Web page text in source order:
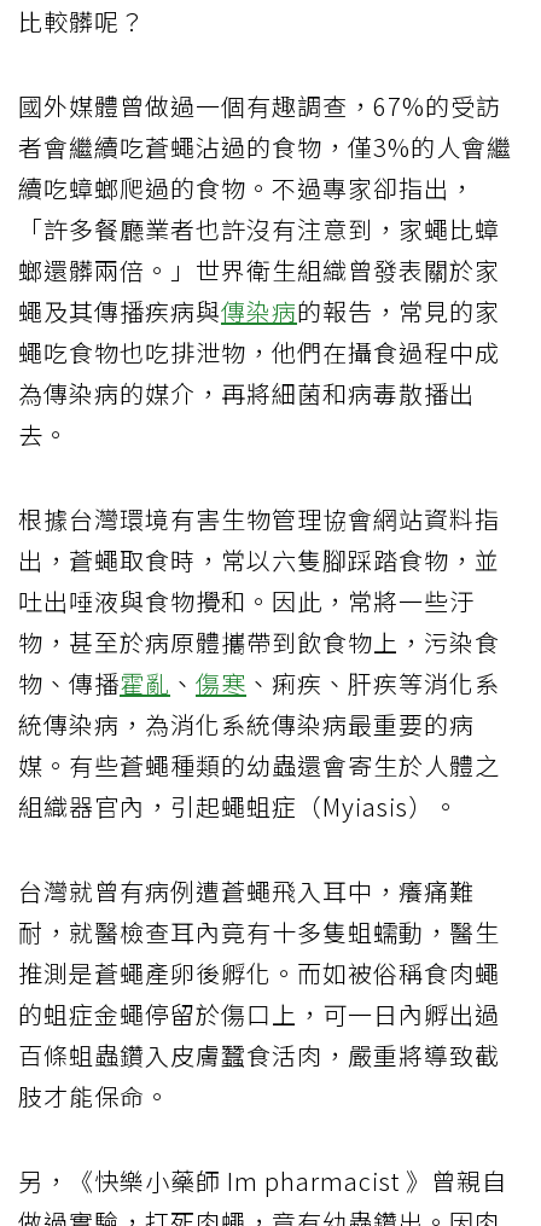
比較髒呢？
國外媒體曾做過一個有趣調查，67%的受訪
者會繼續吃蒼蠅沾過的食物，僅3%的人會繼
續吃蟑螂爬過的食物。不過專家卻指出，
「許多餐廳業者也許沒有注意到，家蠅比蟑
螂還髒兩倍。」世界衛生組織曾發表關於家
蠅及其傳播疾病與傳染病的報告，常見的家
蠅吃食物也吃排泄物，他們在攝食過程中成
為傳染病的媒介，再將細菌和病毒散播出
去。
根據台灣環境有害生物管理協會網站資料指
出，蒼蠅取食時，常以六隻腳踩踏食物，並
吐出唾液與食物攪和。因此，常將一些汙
物，甚至於病原體攜帶到飲食物上，污染食
物、傳播霍亂 、 傷寒 、痢疾、肝疾等消化系
統傳染病，為消化系統傳染病最重要的病
媒。有些蒼蠅種類的幼蟲還會寄生於人體之
組織器官內，引起蠅蛆症（Myiasis）。
台灣就曾有病例遭蒼蠅飛入耳中，癢痛難
耐，就醫檢查耳內竟有十多隻蛆蠕動，醫生
推測是蒼蠅產卵後孵化。而如被俗稱食肉蠅
的蛆症金蠅停留於傷口上，可一日內孵出過
百條蛆蟲鑽入皮膚蠶食活肉，嚴重將導致截
肢才能保命。
另，《快樂小藥師 Im pharmacist 》曾親自